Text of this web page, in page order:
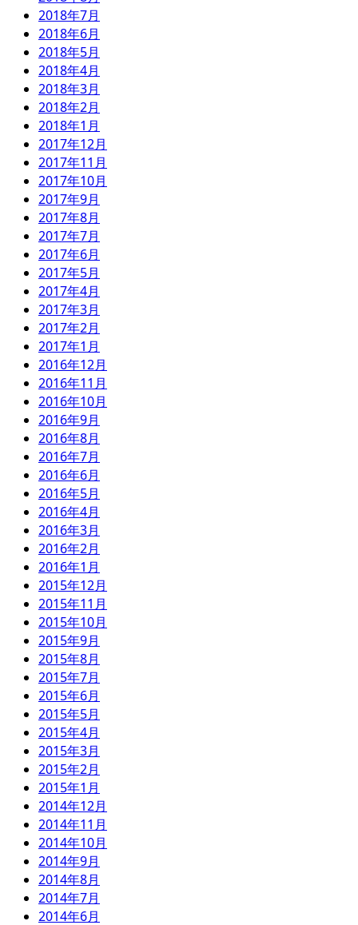
2018年7月
2018年6月
2018年5月
2018年4月
2018年3月
2018年2月
2018年1月
2017年12月
2017年11月
2017年10月
2017年9月
2017年8月
2017年7月
2017年6月
2017年5月
2017年4月
2017年3月
2017年2月
2017年1月
2016年12月
2016年11月
2016年10月
2016年9月
2016年8月
2016年7月
2016年6月
2016年5月
2016年4月
2016年3月
2016年2月
2016年1月
2015年12月
2015年11月
2015年10月
2015年9月
2015年8月
2015年7月
2015年6月
2015年5月
2015年4月
2015年3月
2015年2月
2015年1月
2014年12月
2014年11月
2014年10月
2014年9月
2014年8月
2014年7月
2014年6月